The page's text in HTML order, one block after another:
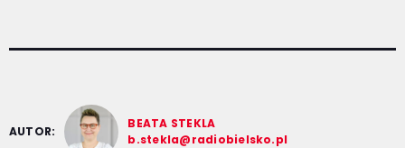
AUTOR:
BEATA STEKLA
b.stekla@radiobielsko.pl